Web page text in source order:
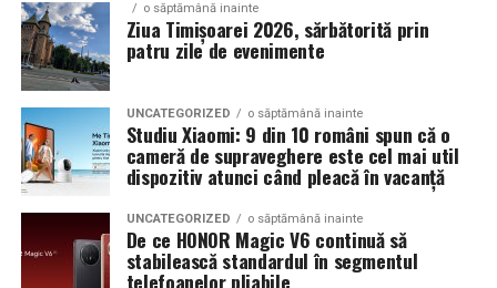
o săptămână inainte
Ziua Timișoarei 2026, sărbătorită prin
patru zile de evenimente
UNCATEGORIZED o săptămână inainte
Studiu Xiaomi: 9 din 10 români spun că o
cameră de supraveghere este cel mai util
dispozitiv atunci când pleacă în vacanță
UNCATEGORIZED o săptămână inainte
De ce HONOR Magic V6 continuă să
stabilească standardul în segmentul
telefoanelor pliabile